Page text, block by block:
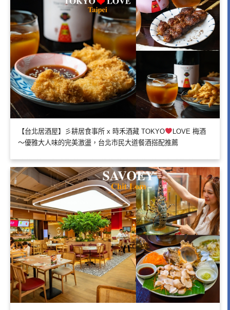
【台北居酒屋】彡耕居食事所 x 時禾酒藏 TOKYO
LOVE 梅酒
～優雅大人味的完美激盪，台北市民大道餐酒搭配推薦